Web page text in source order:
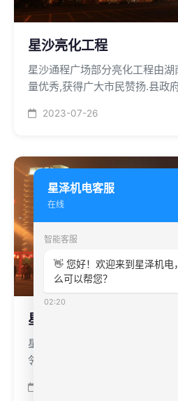
星沙亮化工程
星沙通程广场部分亮化工程由
量优秀,获得广大市民赞扬.县政
2023-07-26
星沙通程广场亮化工程
星沙通程商业广场，坐落于长沙
邻国家级长沙经济技术开发区。
场，拥有一个超大型音乐喷泉和
星泽机电客服
在线
智能客服
👋 您好！欢迎来到星泽机电
么可以帮您？
02:20